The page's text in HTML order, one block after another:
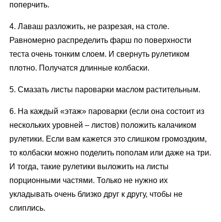
поперчить.
4. Лаваш разложить, не разрезая, на столе.
Равномерно распределить фарш по поверхности
теста очень тонким слоем. И свернуть рулетиком
плотно. Получатся длинные колбаски.
5. Смазать листы пароварки маслом растительным.
6. На каждый «этаж» пароварки (если она состоит из
нескольких уровней – листов) положить калачиком
рулетики. Если вам кажется это слишком громоздким,
то колбаски можно поделить пополам или даже на три.
И тогда, такие рулетики выложить на листы
порционными частями. Только не нужно их
укладывать очень близко друг к другу, чтобы не
слиплись.